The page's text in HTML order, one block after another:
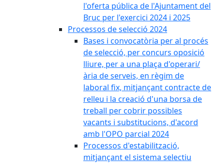
l'oferta pública de l'Ajuntament del
Bruc per l'exercici 2024 i 2025
Processos de selecció 2024
Bases i convocatòria per al procés
de selecció, per concurs oposició
lliure, per a una plaça d'operari/
ària de serveis, en règim de
laboral fix, mitjançant contracte de
relleu i la creació d'una borsa de
treball per cobrir possibles
vacants i substitucions, d'acord
amb l'OPO parcial 2024
Processos d'estabilització,
mitjançant el sistema selectiu